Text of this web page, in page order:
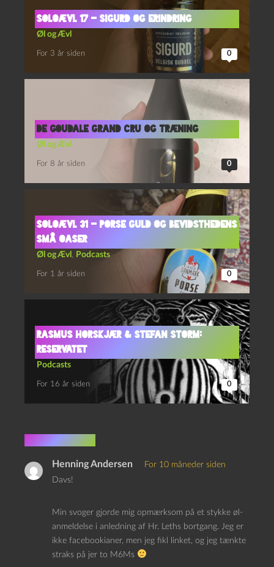
Soloævl 17 – Sigurd og Erindring
Øl og Ævl
For 3 år siden 0
de Goudale Grand Cru og Træning
Øl og Ævl
For 8 år siden 0
Soloævl 31 – Porse Guld og Bevidsthedens
Små Oaser
Øl og Ævl Podcasts
For 1 år siden 0
Rasmus Horskjær & Stefan Storm:
Reservatet
Podcasts
For 16 år siden 0
1 kommentar
Henning Andersen
For 10 måneder siden
Davs!
Min svoger gjorde mig opmærksom på et stykke øl-
anmeldelse i anledning af Hr. Leths bortgang. Jeg er
ikke facebookianer, men jeg fikl linket, og jeg tænkte
straks på jer to M6Ms